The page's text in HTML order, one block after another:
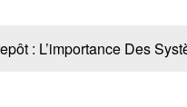
: L’importance Des